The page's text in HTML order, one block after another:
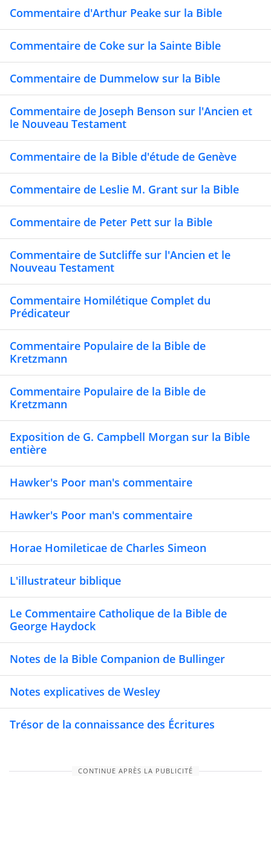
Commentaire d'Arthur Peake sur la Bible
Commentaire de Coke sur la Sainte Bible
Commentaire de Dummelow sur la Bible
Commentaire de Joseph Benson sur l'Ancien et
le Nouveau Testament
Commentaire de la Bible d'étude de Genève
Commentaire de Leslie M. Grant sur la Bible
Commentaire de Peter Pett sur la Bible
Commentaire de Sutcliffe sur l'Ancien et le
Nouveau Testament
Commentaire Homilétique Complet du
Prédicateur
Commentaire Populaire de la Bible de
Kretzmann
Commentaire Populaire de la Bible de
Kretzmann
Exposition de G. Campbell Morgan sur la Bible
entière
Hawker's Poor man's commentaire
Hawker's Poor man's commentaire
Horae Homileticae de Charles Simeon
L'illustrateur biblique
Le Commentaire Catholique de la Bible de
George Haydock
Notes de la Bible Companion de Bullinger
Notes explicatives de Wesley
Trésor de la connaissance des Écritures
CONTINUE APRÈS LA PUBLICITÉ